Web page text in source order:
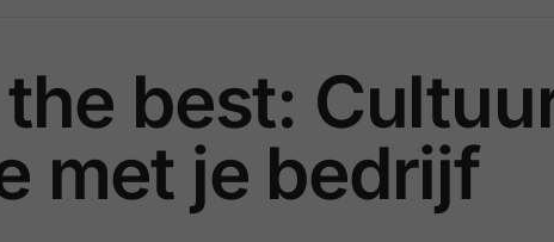
best:
met je bedrijf